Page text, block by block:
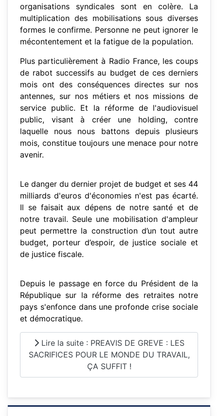
organisations syndicales sont en colère. La
multiplication des mobilisations sous diverses
formes le confirme. Personne ne peut ignorer le
mécontentement et la fatigue de la population.
Plus particulièrement à Radio France, les coups
de rabot successifs au budget de ces derniers
mois ont des conséquences directes sur nos
antennes, sur nos métiers et nos missions de
service public. Et la réforme de l'audiovisuel
public, visant à créer une holding, contre
laquelle nous nous battons depuis plusieurs
mois, constitue toujours une menace pour notre
avenir.
Le danger du dernier projet de budget et ses 44
milliards d'euros d'économies n'est pas écarté.
Il se faisait aux dépens de notre santé et de
notre travail. Seule une mobilisation d'ampleur
peut permettre la construction d’un tout autre
budget, porteur d’espoir, de justice sociale et
de justice fiscale.
Depuis le passage en force du Président de la
République sur la réforme des retraites notre
pays s'enfonce dans une profonde crise sociale
et démocratique.
Lire la suite : PREAVIS DE GREVE : LES
SACRIFICES POUR LE MONDE DU TRAVAIL,
ÇA SUFFIT !